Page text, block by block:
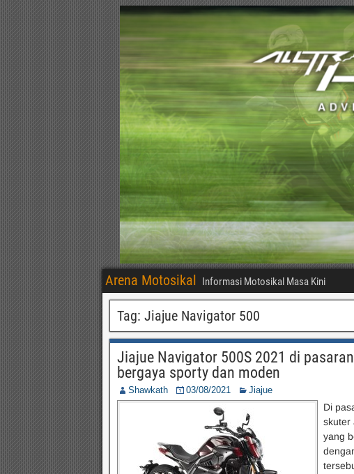
Arena Motosikal Informasi Motosikal Masa Kini
Tag: Jiajue Navigator 500
Jiajue Navigator 500S 2021 di
bergaya sporty dan moden
Shawkath 03/08/2021 Jiajue
Di
skuter
yang